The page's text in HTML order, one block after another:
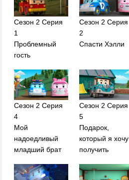
Сезон 2 Серия
1
Проблемный
гость
Сезон 2 Серия
2
Спасти Хэлли
Сезон 2 Серия
4
Мой
надоедливый
младший брат
Сезон 2 Серия
5
Подарок,
который я хочу
получить